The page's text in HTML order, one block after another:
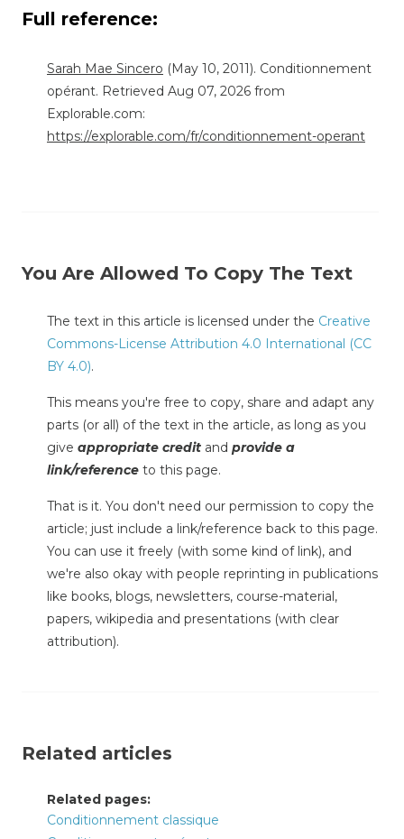
Full reference:
Sarah Mae Sincero (May 10, 2011). Conditionnement
opérant. Retrieved Aug 07, 2026 from
Explorable.com:
https://explorable.com/fr/conditionnement-operant
You Are Allowed To Copy The Text
The text in this article is licensed under the Creative
Commons-License Attribution 4.0 International (CC
BY 4.0).
This means you're free to copy, share and adapt any
parts (or all) of the text in the article, as long as you
give appropriate credit and provide a
link/reference to this page.
That is it. You don't need our permission to copy the
article; just include a link/reference back to this page.
You can use it freely (with some kind of link), and
we're also okay with people reprinting in publications
like books, blogs, newsletters, course-material,
papers, wikipedia and presentations (with clear
attribution).
Related articles
Related pages:
Conditionnement classique